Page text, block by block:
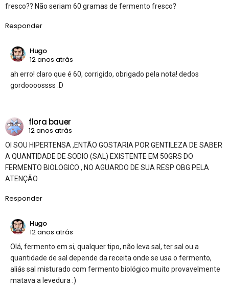
fresco?? Não seriam 60 gramas de fermento fresco?
Responder
Hugo
12 anos atrás
ah erro! claro que é 60, corrigido, obrigado pela nota! dedos
gordoooossss :D
flora bauer
12 anos atrás
OI SOU HIPERTENSA ,ENTÃO GOSTARIA POR GENTILEZA DE SABER
A QUANTIDADE DE SODIO (SAL) EXISTENTE EM 50GRS DO
FERMENTO BIOLOGICO , NO AGUARDO DE SUA RESP OBG PELA
ATENÇÃO
Responder
Hugo
12 anos atrás
Olá, fermento em si, qualquer tipo, não leva sal, ter sal ou a
quantidade de sal depende da receita onde se usa o fermento,
aliás sal misturado com fermento biológico muito provavelmente
matava a levedura :)